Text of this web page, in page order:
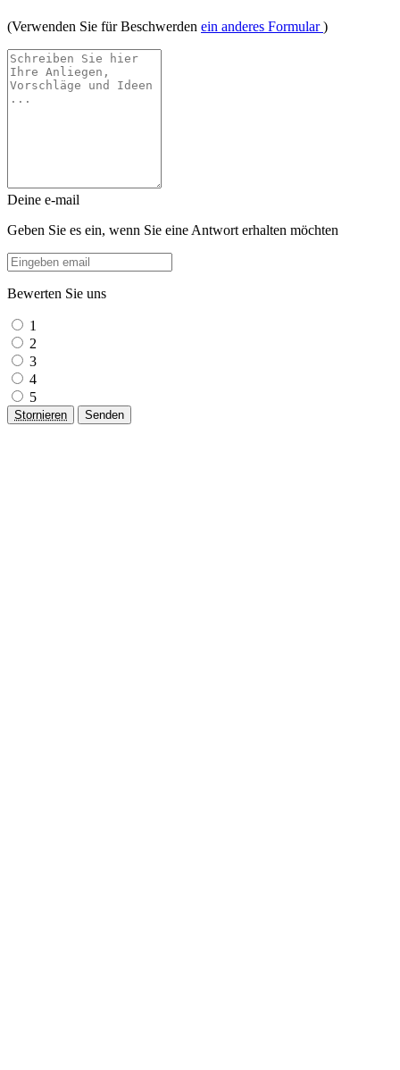
(Verwenden Sie für Beschwerden ein anderes Formular)
Deine e-mail
Geben Sie es ein, wenn Sie eine Antwort erhalten möchten
Bewerten Sie uns
1
2
3
4
5
Stornieren Senden